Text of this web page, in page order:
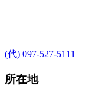
(代) 097-527-5111
所在地